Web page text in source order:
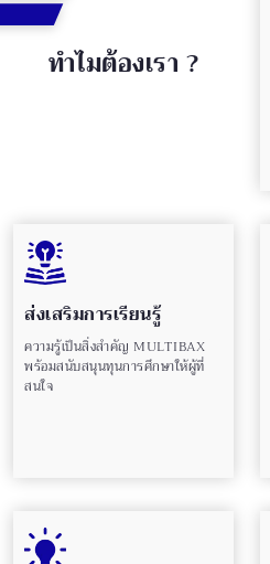
ทำไมต้องเรา ?
ส่งเสริมการเรียนรู้
ความรู้เป็นสิ่งสำคัญ MULTIBAX
พร้อมสนับสนุนทุนการศึกษาให้ผู้ที่
สนใจ